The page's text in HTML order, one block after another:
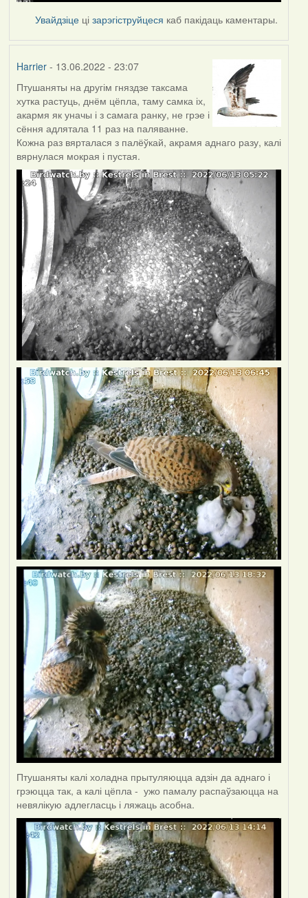
Увайдзіце цізарэгіструйцеся каб пакідаць каментары.
Harrier- 13.06.2022 - 23:07
Птушаняты на другім гняздзе таксама
хутка растуць, днём цёпла, таму самка іх,
акармя як уначы і з самага ранку, не грэе і
сёння адлятала 11 раз на паляванне.
Кожна раз вярталася з палёўкай, акрамя аднаго разу, калі
вярнулася мокрая і пустая.
Птушаняты калі холадна прытуляюцца адзін да аднаго і
грэюцца так, а калі цёпла - ужо памалу распаўзаюцца на
невялікую адлегласць і ляжаць асобна.